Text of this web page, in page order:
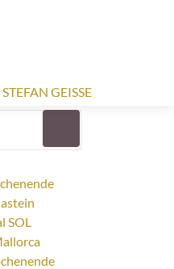
STEFAN GEISSE
SOL